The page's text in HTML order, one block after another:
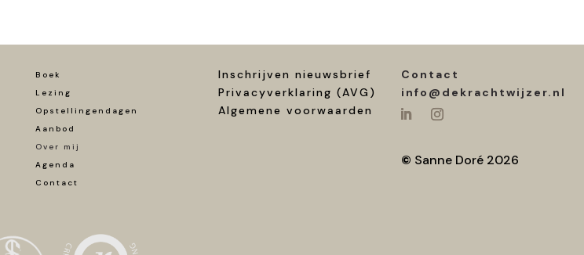
Boek
Lezing
Opstellingendagen
Aanbod
Over mij
Agenda
Contact
Inschrijven nieuwsbrief
Privacyverklaring (AVG)
Algemene voorwaarden
Contact
info@dekrachtwijzer.nl
© Sanne Doré 2026